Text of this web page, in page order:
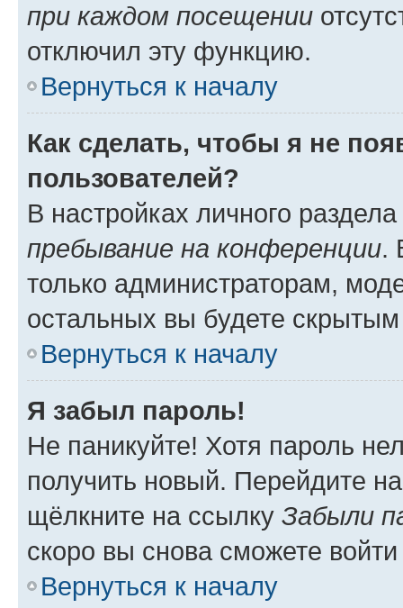
при каждом посещении
отключил эту функцию.
Вернуться к началу
Как сделать, чтобы я не
пользователей?
В настройках личного
пребывание на конференции.
только администраторам,
остальных вы будете
Вернуться к началу
Я забыл пароль!
Не паникуйте! Хотя пароль
получить новый. Перейдите
щёлкните на ссылку Забыли
скоро вы снова сможете
Вернуться к началу